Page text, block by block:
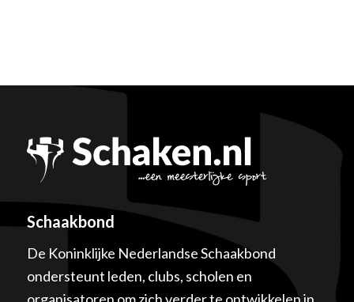
Schaakbond
De Koninklijke Nederlandse Schaakbond
ondersteunt leden, clubs, scholen en